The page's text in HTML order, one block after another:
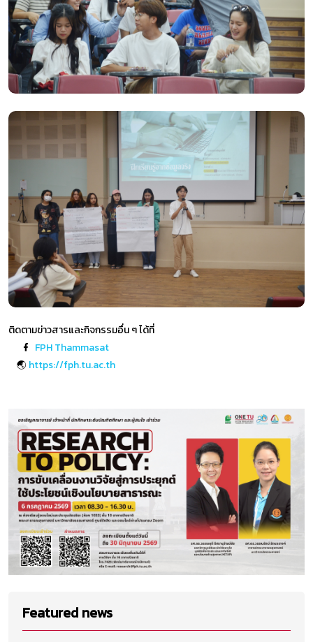
ติดตามข่าวสารและกิจกรรมอื่น ๆ ได้ที่
FPH Thammasat
🌏 https://fph.tu.ac.th
Featured news